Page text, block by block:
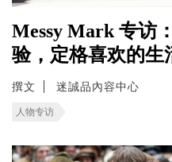
Messy Mark 专访
验，定格喜欢的生
撰文 迷誠品內容中心
人物专访